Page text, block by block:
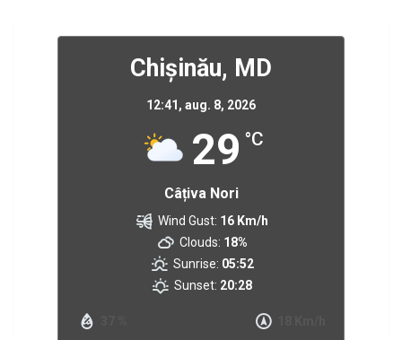
Chișinău, MD
12:41, aug. 8, 2026
29 °C
Câțiva Nori
Wind Gust: 16 Km/h
Clouds: 18%
Sunrise: 05:52
Sunset: 20:28